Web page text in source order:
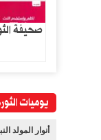
يوميات
أنوار المولد